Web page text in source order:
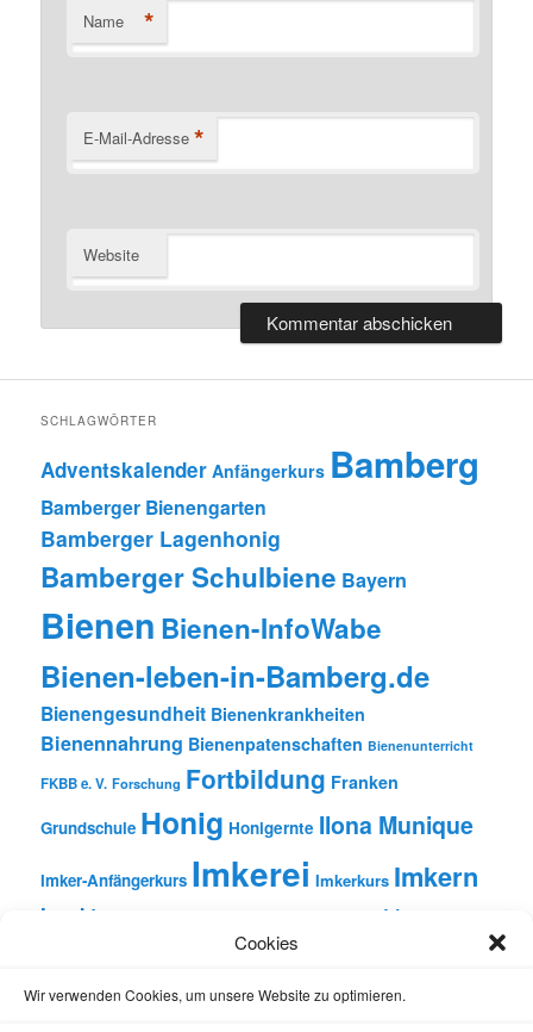
Cookies
Wir verwenden Cookies, um unsere Website zu optimieren.
Name *
E-Mail-Adresse *
Website
SCHLAGWÖRTER
Adventskalender Anfängerkurs Bamberg
Bamberger Bienengarten
Bamberger Lagenhonig
Bamberger Schulbiene Bayern
Bienen Bienen-InfoWabe
Bienen-leben-in-Bamberg.de
Bienengesundheit Bienenkrankheiten
Bienennahrung Bienenpatenschaften Bienenunterricht
FKBB e. V. Forschung Fortbildung Franken
Grundschule Honig Honigernte Ilona Munique
Imker-Anfängerkurs Imkerei Imkerkurs Imkern
Insekten Literatur
Natur Oberfranken
Schulunterricht Unterricht